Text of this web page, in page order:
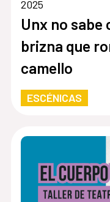
2025
Unx no sabe
brizna que
camello
ESCÉNICAS